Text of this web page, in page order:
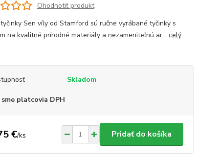
Ohodnotiť produkt
Sen víly od Stamford sú ručne vyrábané tyčinky s
na kvalitné prírodné materiály a nezameniteľnú ar... celý
Skladom
sme platcovia DPH
€/ks Pridať do košíka